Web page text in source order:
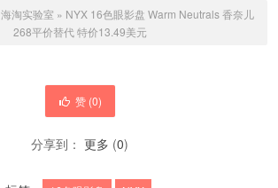
海淘实验室 » NYX 16色眼影盘 Warm Neutrals 香奈儿
268平价替代 特价13.49美元
赞 (0)
分享到： 更多 (0)